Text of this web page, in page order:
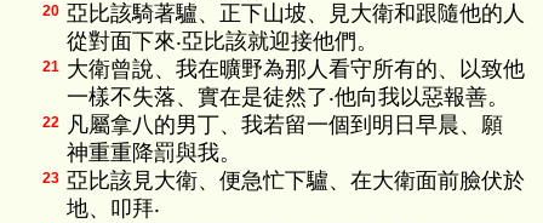
20 亞比該騎著驢、正下山坡、見大衛和跟隨他的人
從對面下來‧亞比該就迎接他們。
21 大衛曾說、我在曠野為那人看守所有的、以致他
一樣不失落、實在是徒然了‧他向我以惡報善。
22 凡屬拿八的男丁、我若留一個到明日早晨、願
神重重降罰與我。
23 亞比該見大衛、便急忙下驢、在大衛面前臉伏於
地、叩拜‧